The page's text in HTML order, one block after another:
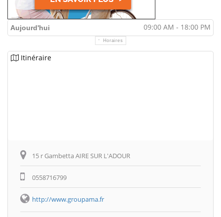
Aujourd'hui 09:00 AM - 18:00 PM
Horaires
Itinéraire
15 r Gambetta AIRE SUR L'ADOUR
0558716799
http://www.groupama.fr